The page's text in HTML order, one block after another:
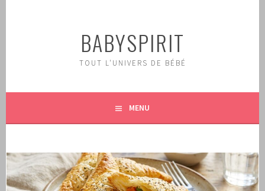
BABYSPIRIT
TOUT L'UNIVERS DE BÉBÉ
MENU